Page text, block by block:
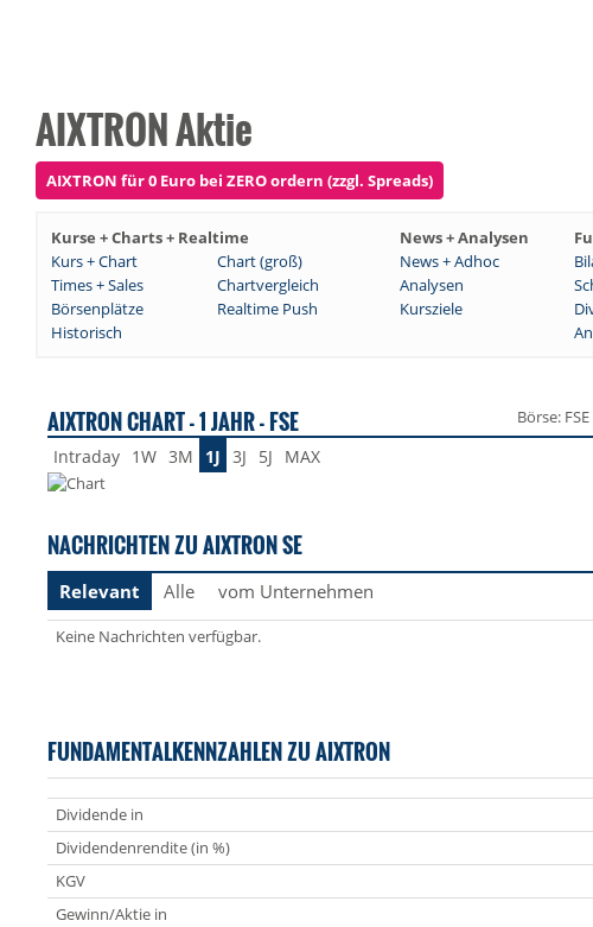
AIXTRON Aktie
AIXTRON für 0 Euro bei ZERO ordern (zzgl. Spreads)
Kurse + Charts + Realtime News + Analysen
Kurs + Chart
Chart (groß) News + Adhoc
Times + Sales
Chartvergleich Analysen
Börsenplätze
Realtime Push Kursziele
Historisch
AIXTRON CHART - 1 JAHR - FSE Börse:
Intraday 1W 3M 1J 3J 5J MAX
NACHRICHTEN ZU AIXTRON SE
Relevant Alle vom Unternehmen
Keine Nachrichten verfügbar.
FUNDAMENTALKENNZAHLEN ZU AIXTRON
Dividende in
Dividendenrendite (in %)
KGV
Gewinn/Aktie in